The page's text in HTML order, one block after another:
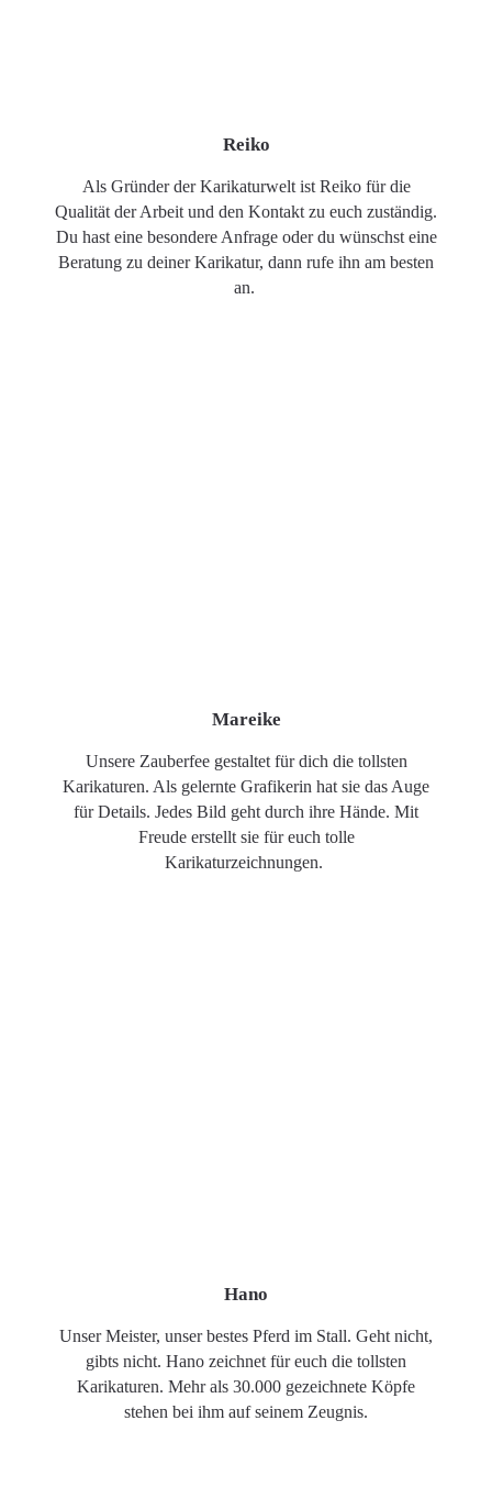
Reiko
Als Gründer der Karikaturwelt ist Reiko für die
Qualität der Arbeit und den Kontakt zu euch zuständig.
Du hast eine besondere Anfrage oder du wünschst eine
Beratung zu deiner Karikatur, dann rufe ihn am besten
an.
Mareike
Unsere Zauberfee gestaltet für dich die tollsten
Karikaturen. Als gelernte Grafikerin hat sie das Auge
für Details. Jedes Bild geht durch ihre Hände. Mit
Freude erstellt sie für euch tolle
Karikaturzeichnungen.
Hano
Unser Meister, unser bestes Pferd im Stall. Geht nicht,
gibts nicht. Hano zeichnet für euch die tollsten
Karikaturen. Mehr als 30.000 gezeichnete Köpfe
stehen bei ihm auf seinem Zeugnis.